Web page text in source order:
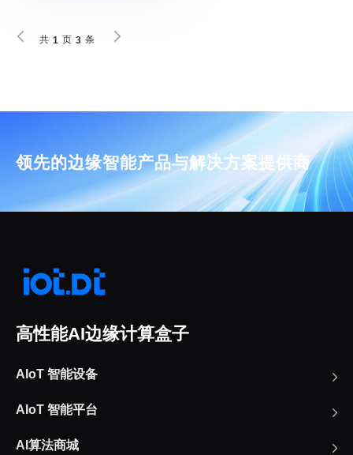
共 1 页 3 条
领先的边缘智能产品与解决方案提供商
高性能AI边缘计算盒子
AIoT 智能设备
AIoT 智能平台
AI算法商城